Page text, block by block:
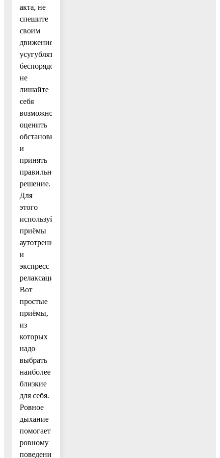
акта, не
спешите
своим
движением
усугублять
беспорядок:
не
лишайте
себя
возможности
оценить
обстановку
и
принять
правильное
решение.
Для
этого
используйте
приёмы
аутотренинга
и
экспресс–
релаксации.
Вот
простые
приёмы,
из
которых
надо
выбрать
наиболее
близкие
для себя.
Ровное
дыхание
помогает
ровному
поведению.